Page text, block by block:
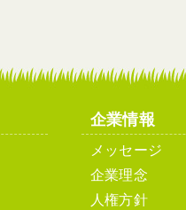
企業情報
メッセージ
企業理念
人権方針